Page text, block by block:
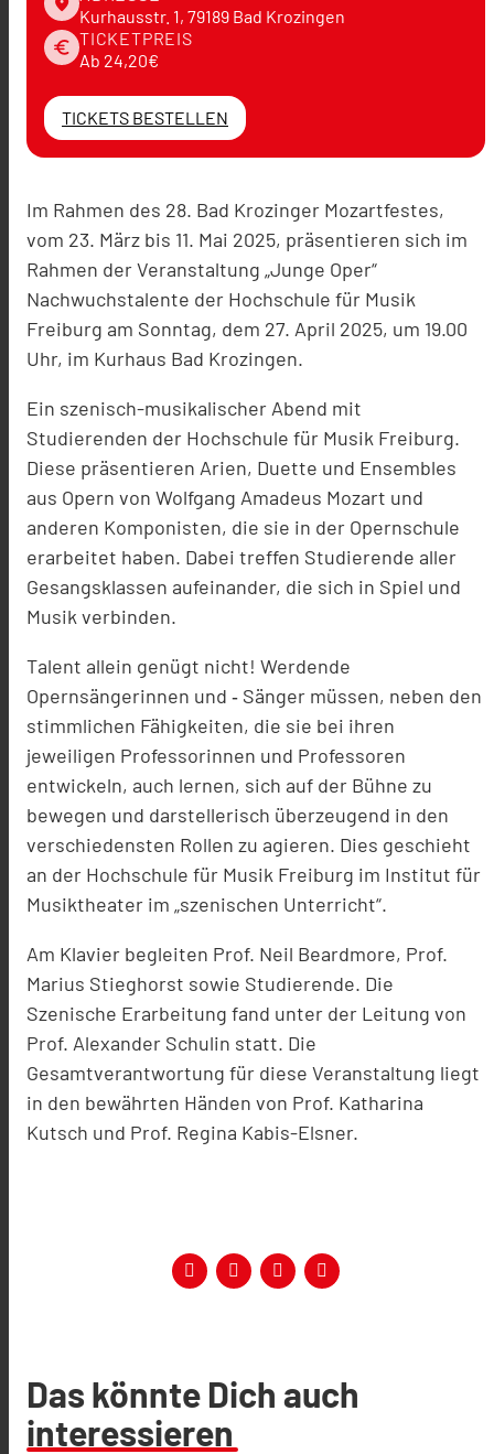
Kurhausstr. 1, 79189 Bad Krozingen
euro TICKETPREIS
Ab 24,20€
TICKETS BESTELLEN
Im Rahmen des 28. Bad Krozinger Mozartfestes,
vom 23. März bis 11. Mai 2025, präsentieren sich im
Rahmen der Veranstaltung „Junge Oper“
Nachwuchstalente der Hochschule für Musik
Freiburg am Sonntag, dem 27. April 2025, um 19.00
Uhr, im Kurhaus Bad Krozingen.
Ein szenisch-musikalischer Abend mit
Studierenden der Hochschule für Musik Freiburg.
Diese präsentieren Arien, Duette und Ensembles
aus Opern von Wolfgang Amadeus Mozart und
anderen Komponisten, die sie in der Opernschule
erarbeitet haben. Dabei treffen Studierende aller
Gesangsklassen aufeinander, die sich in Spiel und
Musik verbinden.
Talent allein genügt nicht! Werdende
Opernsängerinnen und ‐ Sänger müssen, neben den
stimmlichen Fähigkeiten, die sie bei ihren
jeweiligen Professorinnen und Professoren
entwickeln, auch lernen, sich auf der Bühne zu
bewegen und darstellerisch überzeugend in den
verschiedensten Rollen zu agieren. Dies geschieht
an der Hochschule für Musik Freiburg im Institut für
Musiktheater im „szenischen Unterricht“.
Am Klavier begleiten Prof. Neil Beardmore, Prof.
Marius Stieghorst sowie Studierende. Die
Szenische Erarbeitung fand unter der Leitung von
Prof. Alexander Schulin statt. Die
Gesamtverantwortung für diese Veranstaltung liegt
in den bewährten Händen von Prof. Katharina
Kutsch und Prof. Regina Kabis-Elsner.
Das könnte Dich auch
interessieren